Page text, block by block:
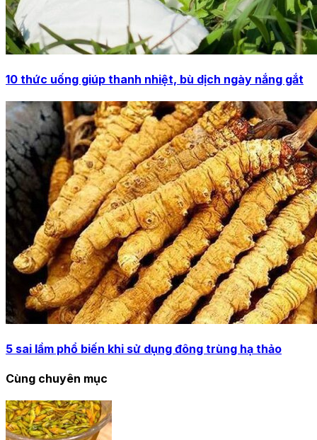
10 thức uống giúp thanh nhiệt, bù dịch ngày nắng gắt
5 sai lầm phổ biến khi sử dụng đông trùng hạ thảo
Cùng chuyên mục